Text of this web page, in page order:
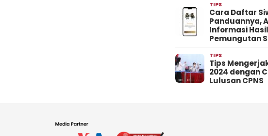
TIPS
Cara Daftar
Panduannya,
Informasi Hasil
Pemungutan
TIPS
Tips
2024 dengan
Lulusan CPNS